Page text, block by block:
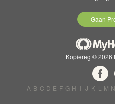
Gaan
Kopiereg © 2026
A B C D E F G H I J K L M N